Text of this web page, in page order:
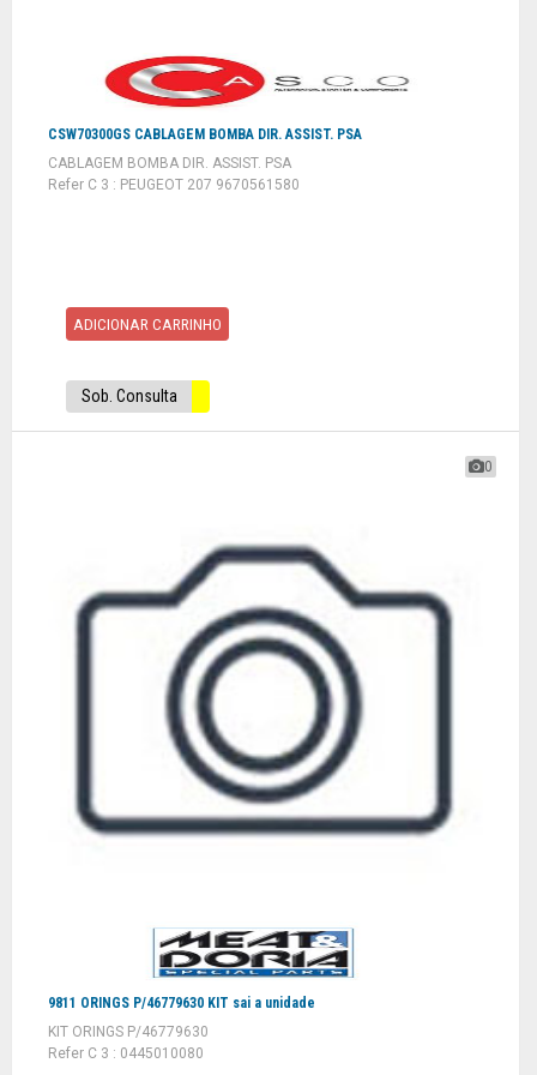
CSW70300GS CABLAGEM BOMBA DIR. ASSIST. PSA
CABLAGEM BOMBA DIR. ASSIST. PSA
Refer C 3 : PEUGEOT 207 9670561580
ADICIONAR CARRINHO
Sob. Consulta
0
9811 ORINGS P/46779630 KIT sai a unidade
KIT ORINGS P/46779630
Refer C 3 : 0445010080